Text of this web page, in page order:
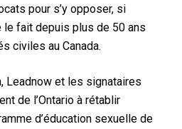
pour s’y opposer, si
fait depuis plus de 50 ans
civiles au Canada.
Leadnow et les signataires
de l’Ontario à rétablir
d’éducation sexuelle de